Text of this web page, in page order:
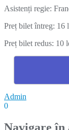
Asistenți regie:
Preț bilet întreg: 16
Preț bilet redus: 10
Admin
0